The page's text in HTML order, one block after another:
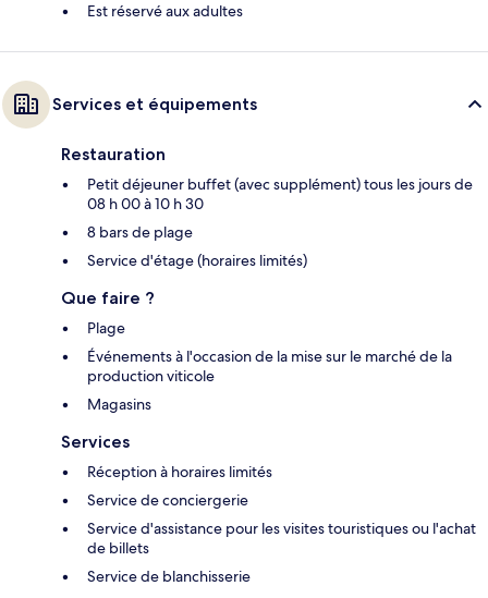
Est réservé aux adultes
Services et équipements
Restauration
Petit déjeuner buffet (avec supplément) tous les jours de
08 h 00 à 10 h 30
8 bars de plage
Service d'étage (horaires limités)
Que faire ?
Plage
Événements à l'occasion de la mise sur le marché de la
production viticole
Magasins
Services
Réception à horaires limités
Service de conciergerie
Service d'assistance pour les visites touristiques ou l'achat
de billets
Service de blanchisserie